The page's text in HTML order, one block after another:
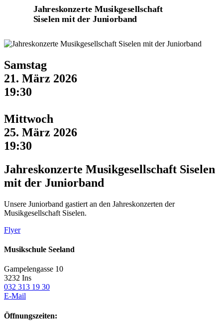
Jahreskonzerte Musikgesellschaft
Siselen mit der Juniorband
Samstag
21. März 2026
19:30
Mittwoch
25. März 2026
19:30
Jahreskonzerte Musikgesellschaft Siselen
mit der Juniorband
Unsere Juniorband gastiert an den Jahreskonzerten der
Musikgesellschaft Siselen.
Flyer
Musikschule Seeland
Gampelengasse 10
3232 Ins
032 313 19 30
E-Mail
Öffnungszeiten: